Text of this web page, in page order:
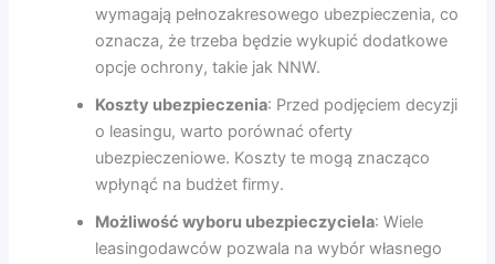
wymagają pełnozakresowego ubezpieczenia, co
oznacza, że trzeba będzie wykupić dodatkowe
opcje ochrony, takie jak NNW.
Koszty ubezpieczenia: Przed podjęciem decyzji
o leasingu, warto porównać oferty
ubezpieczeniowe. Koszty te mogą znacząco
wpłynąć na budżet firmy.
Możliwość wyboru ubezpieczyciela: Wiele
leasingodawców pozwala na wybór własnego